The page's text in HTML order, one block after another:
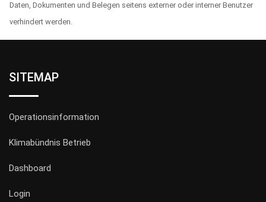
Daten, Dokumenten und Belegen seitens externer oder interner Benutzer
verhindert werden.
SITEMAP
Operationsinformation
Klimabündnis Betrieb
Dashboard
Login